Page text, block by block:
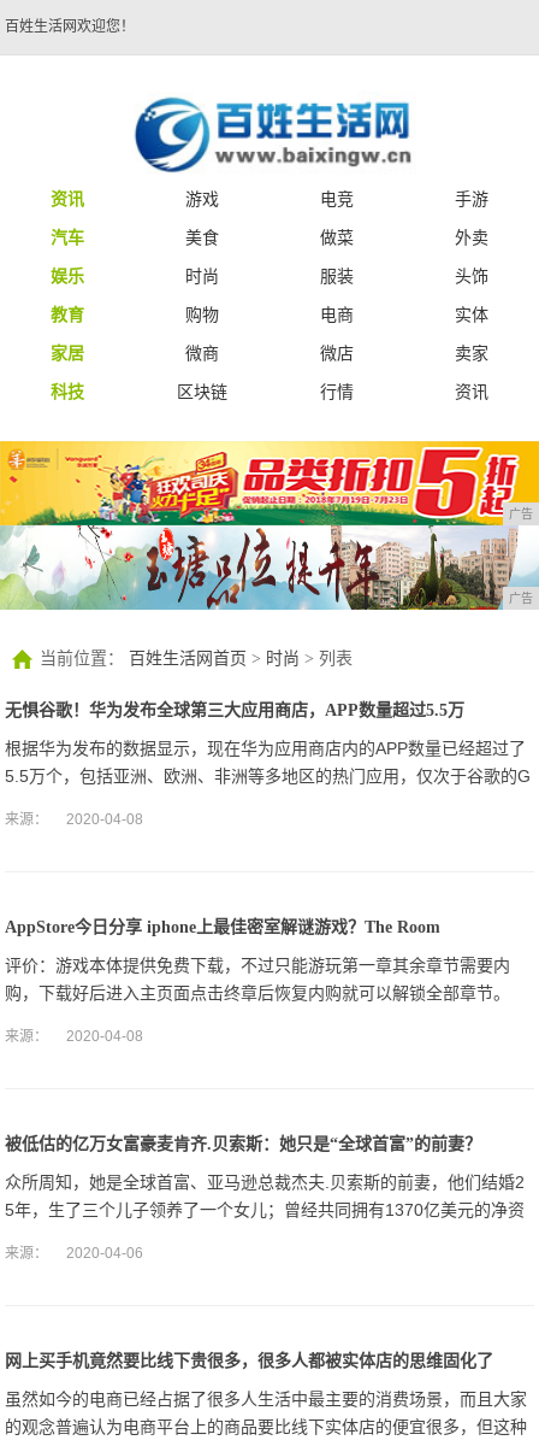
百姓生活网欢迎您！
资讯 游戏 电竞
手游
汽车
美食 做菜
外卖
娱乐
时尚 服装
头饰
教育
购物 电商
实体
家居
微商 微店
卖家
科技
区块链 行情 资讯
广告
广告
当前位置： 百姓生活网首页 > 时尚 > 列表
无惧谷歌！华为发布全球第三大应用商店，APP数量超过5.5万
根据华为发布的数据显示，现在华为应用商店内的APP数量已经超过了
5.5万个，包括亚洲、欧洲、非洲等多地区的热门应用，仅次于谷歌的G
来源： 2020-04-08
AppStore今日分享 iphone上最佳密室解谜游戏？The Room
评价：游戏本体提供免费下载，不过只能游玩第一章其余章节需要内
购，下载好后进入主页面点击终章后恢复内购就可以解锁全部章节。
来源： 2020-04-08
被低估的亿万女富豪麦肯齐.贝索斯：她只是“全球首富”的前妻？
众所周知，她是全球首富、亚马逊总裁杰夫.贝索斯的前妻，他们结婚2
5年，生了三个儿子领养了一个女儿；曾经共同拥有1370亿美元的净资
来源： 2020-04-06
网上买手机竟然要比线下贵很多，很多人都被实体店的思维固化了
虽然如今的电商已经占据了很多人生活中最主要的消费场景，而且大家
的观念普遍认为电商平台上的商品要比线下实体店的便宜很多，但这种